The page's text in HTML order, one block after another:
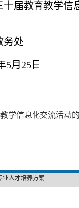
十届教育教学信
务处
5月 25日
学信息化交流活动
业人才培养方案